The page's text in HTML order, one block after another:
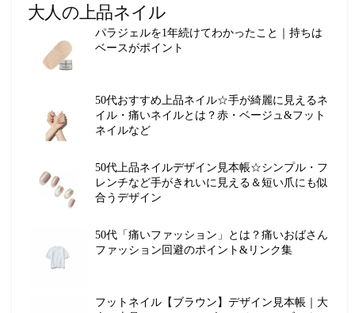
大人の上品ネイル
パラジェルを1年続けてわかったこと｜持ちは
ベースがポイント
50代おすすめ上品ネイル☆手が綺麗に見えるネ
イル・痛いネイルとは？赤・ベージュ&フット
ネイルなど
50代上品ネイルデザイン見本帳☆シンプル・フ
レンチなど手がきれいに見える＆短い爪にも似
合うデザイン
50代「痛いファッション」とは？痛いおばさん
ファッション回避のポイント&リンク集
フットネイル【ブラウン】デザイン見本帳｜大